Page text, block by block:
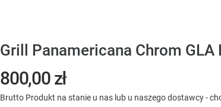
Grill Panamericana Chrom
800,00 zł
Brutto Produkt na stanie u nas lub u naszego dostawcy -